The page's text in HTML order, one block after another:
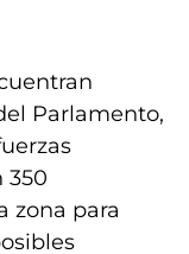
Parlamento,
350
zona para